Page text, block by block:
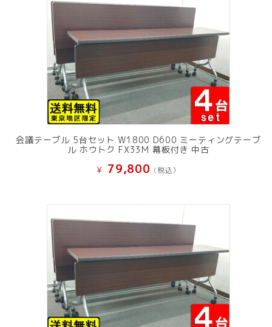
会議テーブル 5台セット W1800 D600 ミーティングテーブ
ル ホウトク FX33M 幕板付き 中古
¥ 79,800 (税込）